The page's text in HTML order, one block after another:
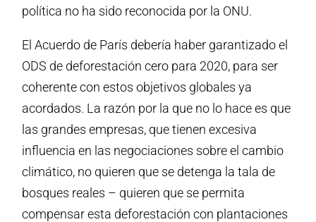
política no ha sido reconocida por la ONU.
El Acuerdo de París debería haber garantizado el
ODS de deforestación cero para 2020, para ser
coherente con estos objetivos globales ya
acordados. La razón por la que no lo hace es que
las grandes empresas, que tienen excesiva
influencia en las negociaciones sobre el cambio
climático, no quieren que se detenga la tala de
bosques reales – quieren que se permita
compensar esta deforestación con plantaciones